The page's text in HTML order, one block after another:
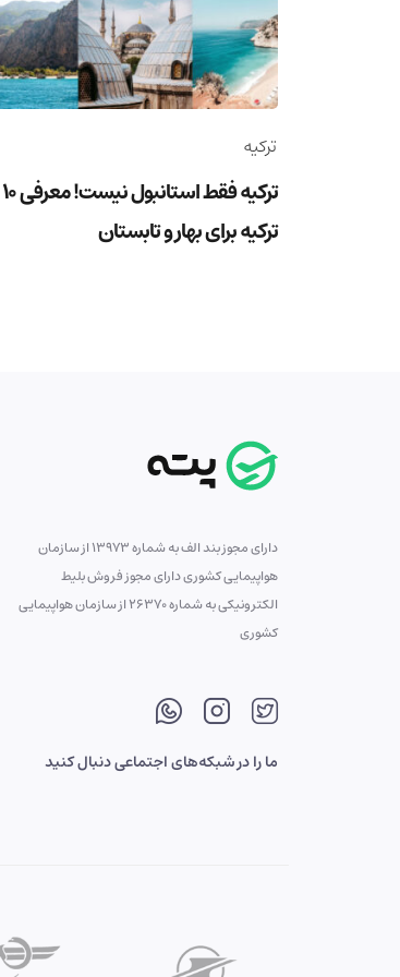
ترکیه
ترکیه برای بهار و تابستان
دارای مجوز بند الف به شماره 13973 از سازمان
هواپیمایی کشوری دارای مجوز فروش بلیط
الکترونیکی به شماره 26370 از سازمان هواپیمایی
کشوری
ما را در شبکه‌های اجتماعی دنبال کنید